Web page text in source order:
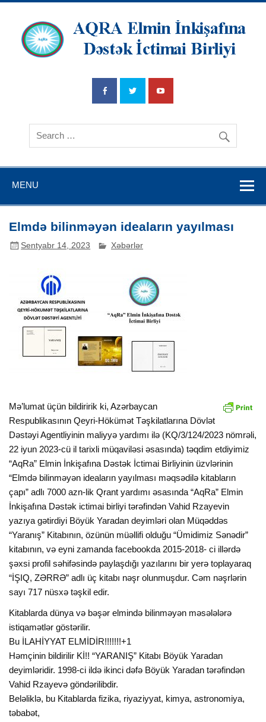
İnkişafına
Dətsək İctimai
Birliyi
MENU
Elmdə bilinməyən ideaların yayılması
Sentyabr 14, 2023 Xəbərlər
Mə’lumat üçün bildiririk ki, Azərbaycan
Respublikasının Qeyri-Hökümət Təşkilatlarına Dövlət
Dəstəyi Agentliyinin maliyyə yardımı ilə (KQ/3/124/2023 nömrəli,
22 iyun 2023-cü il tarixli müqaviləsi əsasında) təqdim etdiyimiz
“AqRa” Elmin İnkişafına Dəstək İctimai Birliyinin üzvlərinin
“Elmdə bilinməyən ideaların yayılması məqsədilə kitabların
çapı” adlı 7000 azn-lik Qrant yardımı əsasında “AqRa” Elmin
İnkişafına Dəstək ictimai birliyi tərəfindən Vahid Rzayevin
yazıya gətirdiyi Böyük Yaradan deyimləri olan Müqəddəs
“Yaranış” Kitabının, özünün müəllifi olduğu “Ümidimiz Sənədir”
kitabının, və eyni zamanda facebookda 2015-2018- ci illərdə
şəxsi profil səhifəsində paylaşdığı yazılarını bir yerə toplayaraq
“İŞIQ, ZƏRRƏ” adlı üç kitabı nəşr olunmuşdur. Cəm nəşrlərin
sayı 717 nüsxə təşkil edir.
Kitablarda dünya və bəşər elmində bilinməyən məsələlərə
istiqamətlər göstərilir.
Bu İLAHİYYAT ELMİDİR!!!!!!!+1
Həmçinin bildirilir Kİ!! “YARANIŞ” Kitabı Böyük Yaradan
deyimləridir. 1998-ci ildə ikinci dəfə Böyük Yaradan tərəfindən
Vahid Rzayevə göndərilibdir.
Beləliklə, bu Kitablarda fizika, riyaziyyat, kimya, astronomiya,
təbabət,